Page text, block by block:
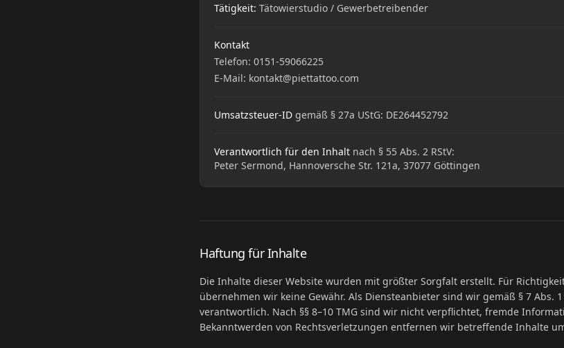
Tätigkeit: Tätowierstudio / Gewerbetreibender
Kontakt
Telefon: 0151-59066225
E-Mail: kontakt@piettattoo.com
Umsatzsteuer-ID gemäß § 27a UStG: DE264452792
Verantwortlich für den Inhalt nach § 55 Abs. 2 RStV:
Peter Sermond, Hannoversche Str. 121a, 37077 Göttingen
Haftung für Inhalte
Die Inhalte dieser Website wurden mit größter Sorgfalt erstellt. Für
übernehmen wir keine Gewähr. Als Diensteanbieter sind wir gemäß § 7 Abs.
verantwortlich. Nach §§ 8–10 TMG sind wir nicht verpflichtet, fremde
Bekanntwerden von Rechtsverletzungen entfernen wir betreffende Inhalte